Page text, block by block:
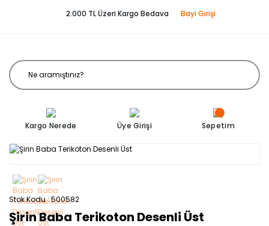
2.000 TL Üzeri Kargo Bedava Bayi Girişi
Kargo Nerede Üye Girişi Sepetim
Stok Kodu 500582
Şirin Baba Terikoton Desenli Üst